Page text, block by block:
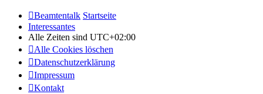
Beamtentalk Startseite
Interessantes
Alle Zeiten sind UTC+02:00
Alle Cookies löschen
Datenschutzerklärung
Impressum
Kontakt